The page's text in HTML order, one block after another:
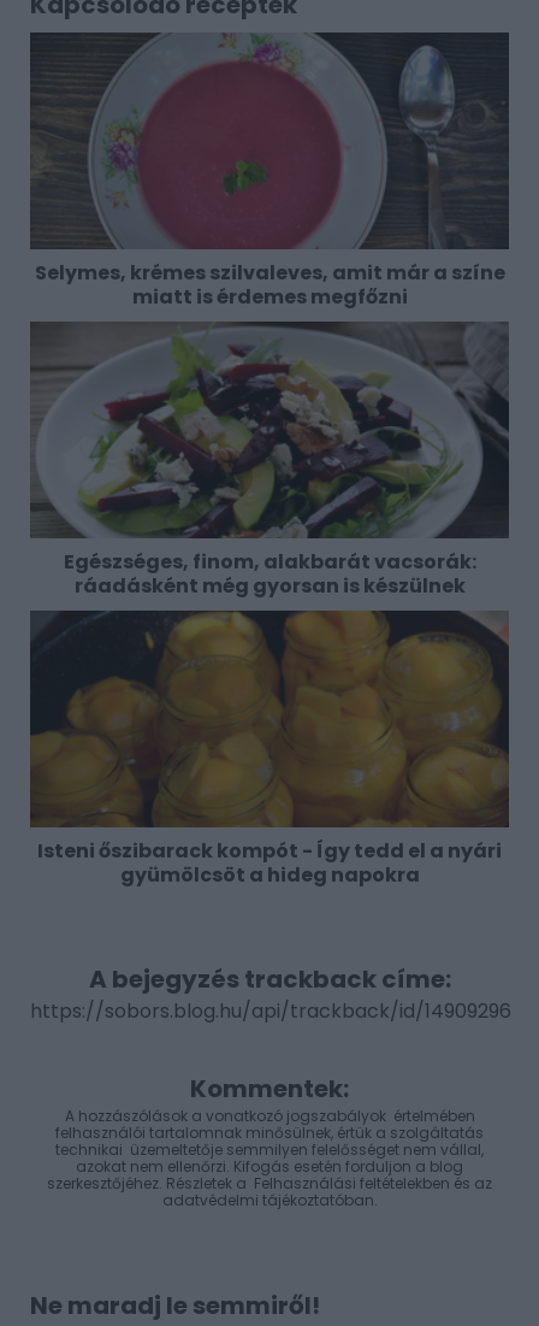
Selymes, krémes szilvaleves, amit már a színe
miatt is érdemes megfőzni
Egészséges, finom, alakbarát vacsorák:
ráadásként még gyorsan is készülnek
Isteni őszibarack kompót - Így tedd el a nyári
gyümölcsöt a hideg napokra
A bejegyzés trackback címe:
https://sobors.blog.hu/api/trackback/id/14909296
Kommentek:
A hozzászólások a vonatkozó jogszabályokértelmében
felhasználói tartalomnak minősülnek, értük a szolgáltatás
technikai üzemeltetője semmilyen felelősséget nem vállal,
azokat nem ellenőrzi. Kifogás esetén forduljon a blog
szerkesztőjéhez. Részletek a Felhasználási feltételekben és az
adatvédelmi tájékoztatóban.
Ne maradj le semmiről!